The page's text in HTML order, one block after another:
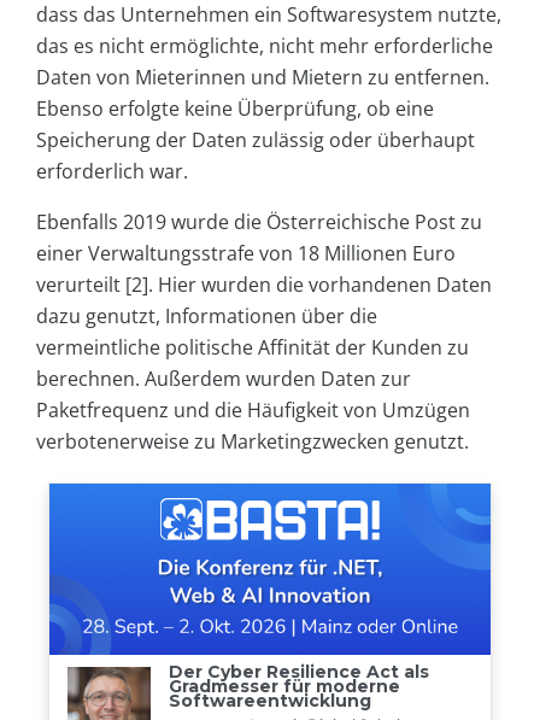
dass das Unternehmen ein Softwaresystem nutzte,
das es nicht ermöglichte, nicht mehr erforderliche
Daten von Mieterinnen und Mietern zu entfernen.
Ebenso erfolgte keine Überprüfung, ob eine
Speicherung der Daten zulässig oder überhaupt
erforderlich war.
Ebenfalls 2019 wurde die Österreichische Post zu
einer Verwaltungsstrafe von 18 Millionen Euro
verurteilt [2]. Hier wurden die vorhandenen Daten
dazu genutzt, Informationen über die
vermeintliche politische Affinität der Kunden zu
berechnen. Außerdem wurden Daten zur
Paketfrequenz und die Häufigkeit von Umzügen
verbotenerweise zu Marketingzwecken genutzt.